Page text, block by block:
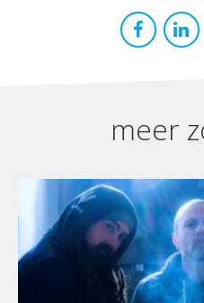
meer